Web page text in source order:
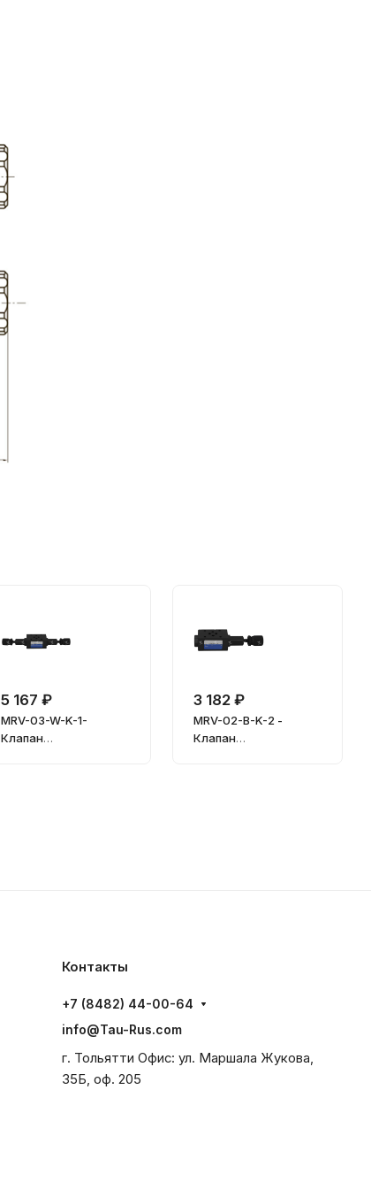
5 167 ₽
MRV-03-W-K-1-
Клапан
3 182 ₽
MRV-02-B-K-2 -
Клапан
Контакты
+7 (8482) 44-00-64
info@Tau-Rus.com
г. Тольятти Офис: ул. Маршала Жукова,
35Б, оф. 205